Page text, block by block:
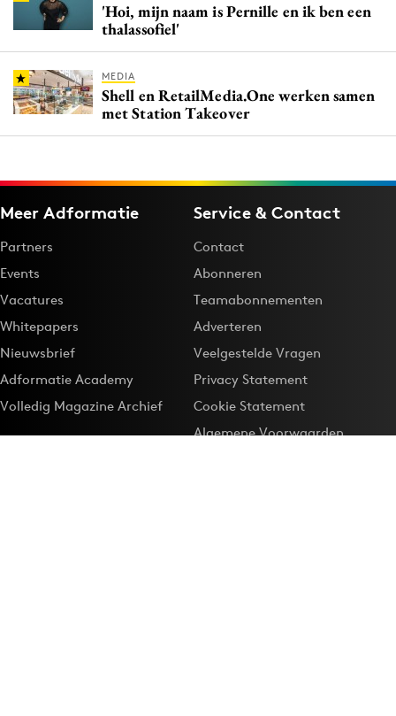
'Hoi, mijn naam is Pernille en ik ben een
thalassofiel'
MEDIA
Shell en RetailMedia.One werken samen
met Station Takeover
Meer Adformatie
Partners
Events
Vacatures
Whitepapers
Nieuwsbrief
Adformatie Academy
Volledig Magazine Archief
Service & Contact
Contact
Abonneren
Teamabonnementen
Adverteren
Veelgestelde Vragen
Privacy Statement
Cookie Statement
Algemene Voorwaarden